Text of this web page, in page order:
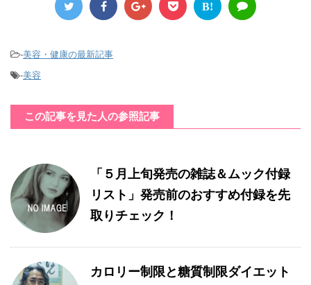
B!
-美容・健康の最新記事
-美容
この記事を見た人の参照記事
「５月上旬発売の雑誌＆ムック付録
リスト」発売前のおすすめ付録を先
取りチェック！
カロリー制限と糖質制限ダイエット